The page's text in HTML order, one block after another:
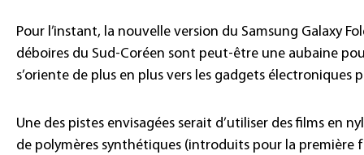
Pour l’instant, la nouvelle version du Samsung Galaxy
déboires du Sud-Coréen sont peut-être une aubaine
s’oriente de plus en plus vers les gadgets électroniques
Une des pistes envisagées serait d’utiliser des films en
de polymères synthétiques (introduits pour la première